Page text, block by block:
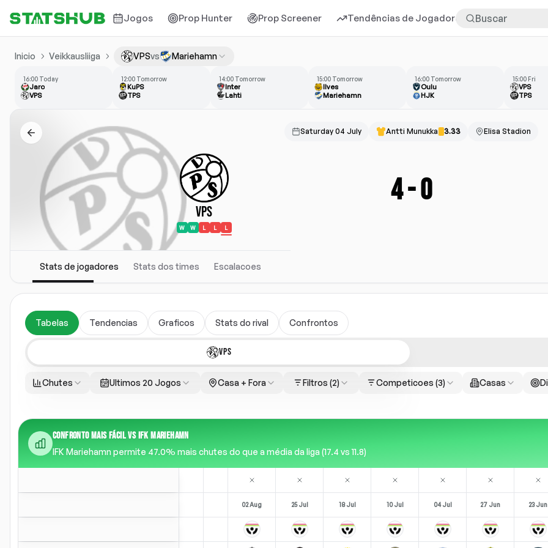
Jogos Prop Hunter Prop Screener Tendências de Jogadores Mais
Inicio Veikkausliiga VPSvs Mariehamn
16:00 Today
Jaro
VPS
12:00 Tomorrow
KuPS
TPS
14:00 Tomorrow
Inter
Lahti
15:00 Tomorrow
Ilves
Mariehamn
16:00 Tomorrow
Oulu
HJK
15:00 Fri
VPS
TPS
Saturday 04 July Antti Munukka 3.33 Elisa Stadion
VPS
W W L L L
4-0
Stats de jogadores Stats dos times Escalacoes
Tabelas Tendencias Graficos Stats do rival Confrontos
VPS
Chutes Ultimos 20 Jogos Casa + Fora Filtros (2) Competicoes (3) Casas
CONFRONTO MAIS FÁCIL VS IFK MARIEHAMN
IFK Mariehamn permite 47.0% mais chutes do que a média da liga (17.4 vs 11.8)
02 Aug 25 Jul 18 Jul 10 Jul 04 Jul 27 Jun 23 Jun